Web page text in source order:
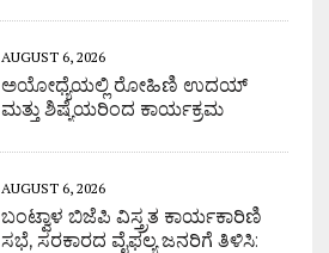
AUGUST 6, 2026
ಅಯೋಧ್ಯೆಯಲ್ಲಿ ರೋಹಿಣಿ ಉದಯ್
ಮತ್ತು ಶಿಷ್ಯೆಯರಿಂದ ಕಾರ್ಯಕ್ರಮ
AUGUST 6, 2026
ಬಂಟ್ವಾಳ ಬಿಜೆಪಿ ವಿಸ್ತ್ರತ ಕಾರ್ಯಕಾರಿಣಿ
ಸಭೆ, ಸರಕಾರದ ವೈಫಲ್ಯ ಜನರಿಗೆ ತಿಳಿಸಿ: